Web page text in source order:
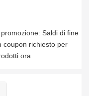
Saldi di fine
coupon richiesto per
ora